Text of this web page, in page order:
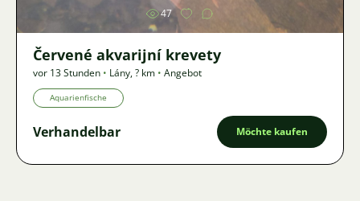
47
Červené akvarijní krevety
vor 13 Stunden • Lány,? km • Angebot
Aquarienfische
Verhandelbar Möchte kaufen